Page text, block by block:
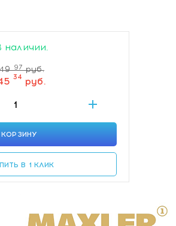
наличии.
97 руб.
34 руб.
КОРЗИНУ
В 1 КЛИК